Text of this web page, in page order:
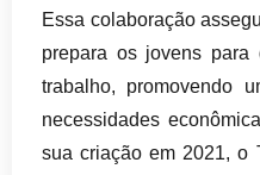
Essa colaboração
prepara os jovens para
trabalho, promovendo
necessidades
sua criação em 2021, o